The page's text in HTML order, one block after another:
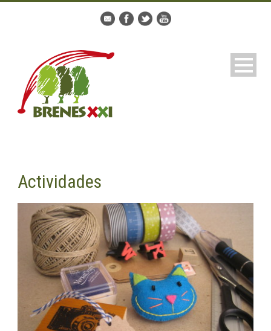
Actividades